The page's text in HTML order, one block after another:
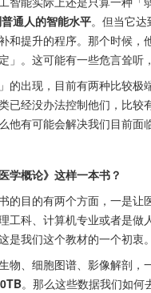
通人的智能水平。但当它
和提升的程序。那个时候
」。这可能有一些危言耸听
的出现，目前有两种比较
已经没办法控制他们，比
他有可能会解决我们目前面
学概论》这样一本书？
的目的有两个方面，一是
工科、计算机专业或者是
是我们这个教材的一个初衷。
物、细胞图谱、影像解剖
。那么这些数据我们如